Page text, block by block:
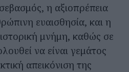
η αξιοπρέπεια
ευαισθησία, και η
μνήμη, καθώς σε
να είναι γεμάτος
απεικόνιση της